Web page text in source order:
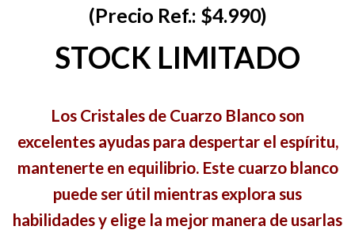
(Precio Ref.: $4.990)
STOCK LIMITADO
Los Cristales de Cuarzo Blanco son
excelentes ayudas para despertar el espíritu,
mantenerte en equilibrio. Este cuarzo blanco
puede ser útil mientras explora sus
habilidades y elige la mejor manera de usarlas